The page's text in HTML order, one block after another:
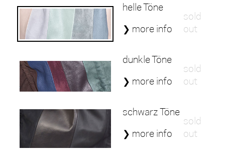
helle Töne
❯ more info
sold
out
dunkle Töne
❯ more info
sold
out
schwarz Töne
❯ more info
sold
out